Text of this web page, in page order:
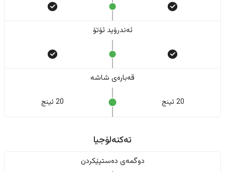
ئەندرۆید ئۆتۆ
قەبارەی شاشە
20 ئینج 20 ئینج
تەکنەلۆجیا
دوگمەی دەستپێکردن